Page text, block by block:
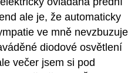
ale je, že automaticky
ve mně nevzbuzuje
diodové osvětlení
večer jsem si pod